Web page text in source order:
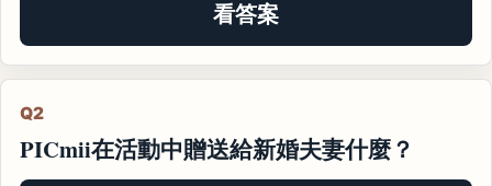
看答案
Q2
PICmii在活動中贈送給新婚夫妻什麼？